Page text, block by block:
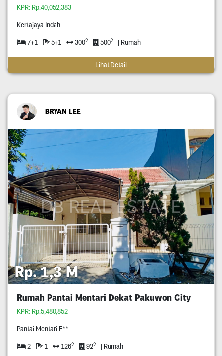
KPR: Rp.40,052,383
Kertajaya Indah
7+1 5+1 3002 5002 | Rumah
Lihat Detail
BRYAN LEE
Rp. 1,3 M
Rumah Pantai Mentari Dekat Pakuwon City
KPR: Rp.5,480,852
Pantai Mentari F**
2 1 1262 922 | Rumah